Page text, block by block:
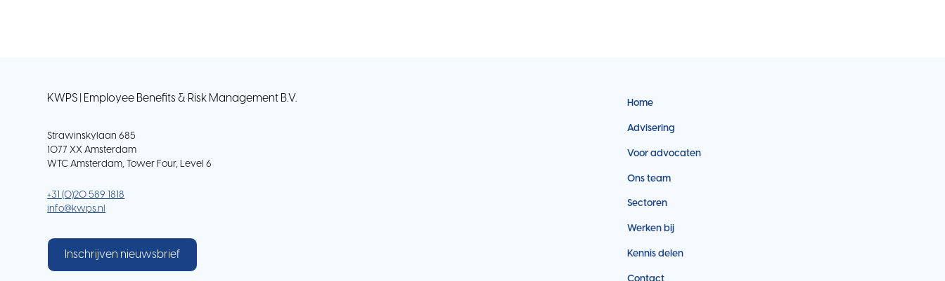
KWPS | Employee Benefits & Risk Management B.V.
Strawinskylaan 685
1077 XX Amsterdam
WTC Amsterdam, Tower Four, Level 6
+31 (0)20 589 1818
info@kwps.nl
Inschrijven nieuwsbrief
Home
Advisering
Voor advocaten
Ons team
Sectoren
Werken bij
Kennis delen
Contact